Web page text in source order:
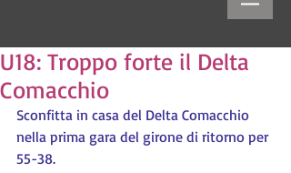
U18: Troppo forte il Delta
Comacchio
Sconfitta in casa del Delta Comacchio
nella prima gara del girone di ritorno per
55-38.